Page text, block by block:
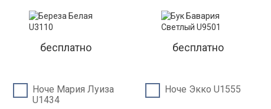
бесплатно бесплатно
Ноче Мария Луиза
U1434
Ноче Экко U1555